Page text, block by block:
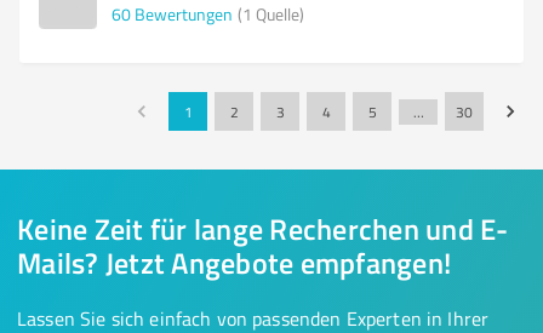
60 Bewertungen (1 Quelle)
1 2 3 4 5 … 30
Keine Zeit für lange Recherchen und E-
Mails? Jetzt Angebote empfangen!
Lassen Sie sich einfach von passenden Experten in Ihrer